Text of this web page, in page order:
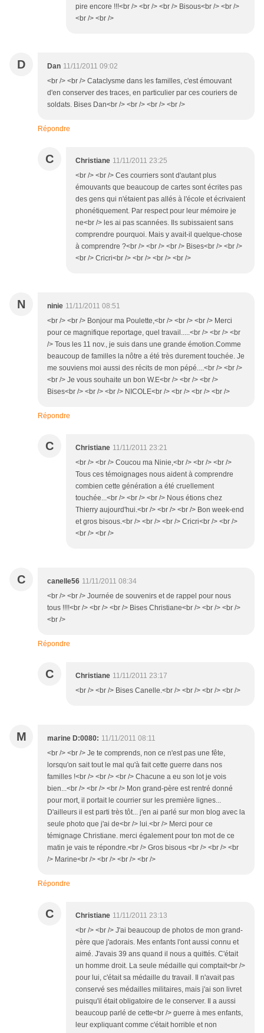
pire encore !!!<br /> <br /> <br /> Bisous<br /> <br />
<br /> <br />
D Dan 11/11/2011 09:02
<br /> <br /> Cataclysme dans les familles, c'est émouvant
d'en conserver des traces, en particulier par ces couriers de
soldats. Bises Dan<br /> <br /> <br /> <br />
Répondre
C Christiane 11/11/2011 23:25
<br /> <br /> Ces courriers sont d'autant plus
émouvants que beaucoup de cartes sont écrites pas
des gens qui n'étaient pas allés à l'école et écrivaient
phonétiquement. Par respect pour leur mémoire je
ne<br /> les ai pas scannées. Ils subissaient sans
comprendre pourquoi. Mais y avait-il quelque-chose
à comprendre ?<br /> <br /> <br /> Bises<br /> <br />
<br /> Cricri<br /> <br /> <br /> <br />
N ninie 11/11/2011 08:51
<br /> <br /> Bonjour ma Poulette,<br /> <br /> <br /> Merci
pour ce magnifique reportage, quel travail.....<br /> <br /> <br
/> Tous les 11 nov., je suis dans une grande émotion.Comme
beaucoup de familles la nôtre a été très durement touchée. Je
me souviens moi aussi des récits de mon pépé....<br /> <br />
<br /> Je vous souhaite un bon W.E<br /> <br /> <br />
Bises<br /> <br /> <br /> NICOLE<br /> <br /> <br /> <br />
Répondre
C Christiane 11/11/2011 23:21
<br /> <br /> Coucou ma Ninie,<br /> <br /> <br />
Tous ces témoignages nous aident à comprendre
combien cette génération a été cruellement
touchée...<br /> <br /> <br /> Nous étions chez
Thierry aujourd'hui.<br /> <br /> <br /> Bon week-end
et gros bisous.<br /> <br /> <br /> Cricri<br /> <br />
<br /> <br />
C canelle56 11/11/2011 08:34
<br /> <br /> Journée de souvenirs et de rappel pour nous
tous !!!!<br /> <br /> <br /> Bises Christiane<br /> <br /> <br />
<br />
Répondre
C Christiane 11/11/2011 23:17
<br /> <br /> Bises Canelle.<br /> <br /> <br /> <br />
M marine D:0080: 11/11/2011 08:11
<br /> <br /> Je te comprends, non ce n'est pas une fête,
lorsqu'on sait tout le mal qu'à fait cette guerre dans nos
familles !<br /> <br /> <br /> Chacune a eu son lot je vois
bien...<br /> <br /> <br /> Mon grand-père est rentré donné
pour mort, il portait le courrier sur les première lignes...
D'ailleurs il est parti très tôt... j'en ai parlé sur mon blog avec la
seule photo que j'ai de<br /> lui.<br /> Merci pour ce
témignage Christiane. merci également pour ton mot de ce
matin je vais te répondre.<br /> Gros bisous <br /> <br /> <br
/> Marine<br /> <br /> <br /> <br />
Répondre
C Christiane 11/11/2011 23:13
<br /> <br /> J'ai beaucoup de photos de mon grand-
père que j'adorais. Mes enfants l'ont aussi connu et
aimé. J'avais 39 ans quand il nous a quittés. C'était
un homme droit. La seule médaille qui comptait<br />
pour lui, c'était sa médaille du travail. Il n'avait pas
conservé ses médailles militaires, mais j'ai son livret
puisqu'il était obligatoire de le conserver. Il a aussi
beaucoup parlé de cette<br /> guerre à mes enfants,
leur expliquant comme c'était horrible et non